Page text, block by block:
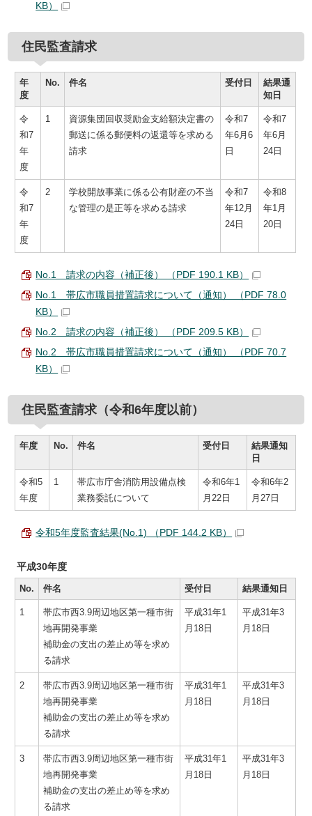
KB）
住民監査請求
年
度
No. 件名 受付日
結果通
知日
令
和7
年
度
1
資源集団回収奨励金支給額決定書の
郵送に係る郵便料の返還等を求める
請求
令和7
年6月6
日
令和7
年6月
24日
令
和7
年
度
2
学校開放事業に係る公有財産の不当
な管理の是正等を求める請求
令和7
年12月
24日
令和8
年1月
20日
No.1 請求の内容（補正後） （PDF 190.1 KB）
No.1 帯広市職員措置請求について（通知） （PDF 78.0
KB）
No.2 請求の内容（補正後） （PDF 209.5 KB）
No.2 帯広市職員措置請求について（通知） （PDF 70.7
KB）
住民監査請求（令和6年度以前）
年度 No. 件名 受付日
結果通知
日
令和5
年度
1
帯広市庁舎消防用設備点検
業務委託について
令和6年1
月22日
令和6年2
月27日
令和5年度監査結果(No.1) （PDF 144.2 KB）
平成30年度
No. 件名 受付日 結果通知日
1
帯広市西3.9周辺地区第一種市街
地再開発事業
補助金の支出の差止め等を求め
る請求
平成31年1
月18日
平成31年3
月18日
2
帯広市西3.9周辺地区第一種市街
地再開発事業
補助金の支出の差止め等を求め
る請求
平成31年1
月18日
平成31年3
月18日
3
帯広市西3.9周辺地区第一種市街
地再開発事業
補助金の支出の差止め等を求め
る請求
平成31年1
月18日
平成31年3
月18日